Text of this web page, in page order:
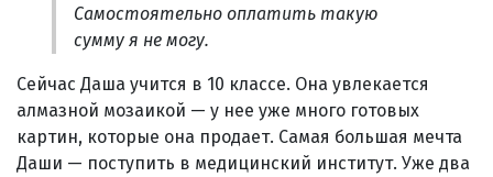
Самостоятельно оплатить такую
сумму я не могу.
Сейчас Даша учится в 10 классе. Она увлекается
алмазной мозаикой — у нее уже много готовых
картин, которые она продает. Самая большая мечта
Даши — поступить в медицинский институт. Уже два